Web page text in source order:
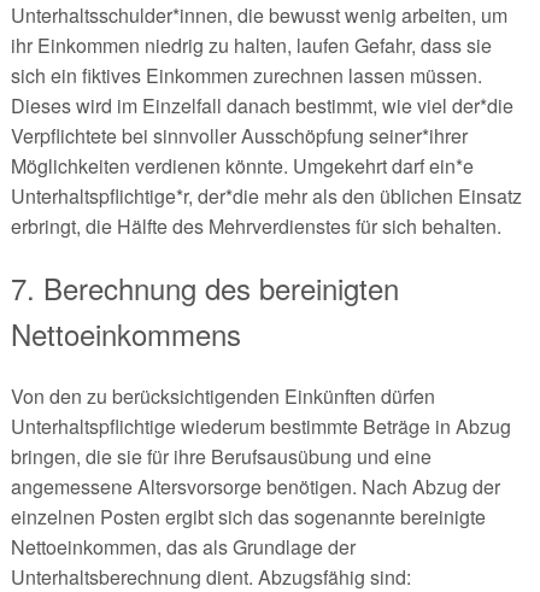
Unterhaltsschulder*innen, die bewusst wenig arbeiten, um
ihr Einkommen niedrig zu halten, laufen Gefahr, dass sie
sich ein fiktives Einkommen zurechnen lassen müssen.
Dieses wird im Einzelfall danach bestimmt, wie viel der*die
Verpflichtete bei sinnvoller Ausschöpfung seiner*ihrer
Möglichkeiten verdienen könnte. Umgekehrt darf ein*e
Unterhaltspflichtige*r, der*die mehr als den üblichen Einsatz
erbringt, die Hälfte des Mehrverdienstes für sich behalten.
7. Berechnung des bereinigten
Nettoeinkommens
Von den zu berücksichtigenden Einkünften dürfen
Unterhaltspflichtige wiederum bestimmte Beträge in Abzug
bringen, die sie für ihre Berufsausübung und eine
angemessene Altersvorsorge benötigen. Nach Abzug der
einzelnen Posten ergibt sich das sogenannte bereinigte
Nettoeinkommen, das als Grundlage der
Unterhaltsberechnung dient. Abzugsfähig sind: